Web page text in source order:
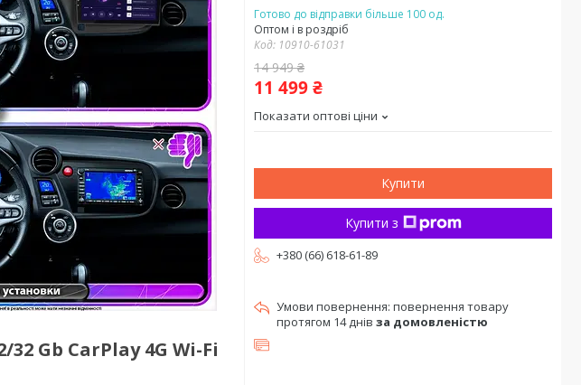
Gb CarPlay 4G Wi-Fi
Готово до відправки більше 100 од.
Оптом і в роздріб
Код: 10910-61031
14 949 ₴
11 499 ₴
Показати оптові ціни
Купити
Купити з
+380 (66) 618-61-89
повернення товару
протягом 14 днів за домовленістю